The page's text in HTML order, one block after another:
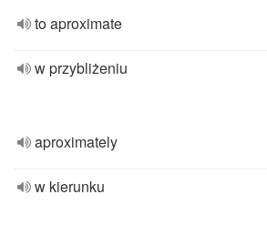
to aproximate
w przybliżeniu
aproximately
w kierunku